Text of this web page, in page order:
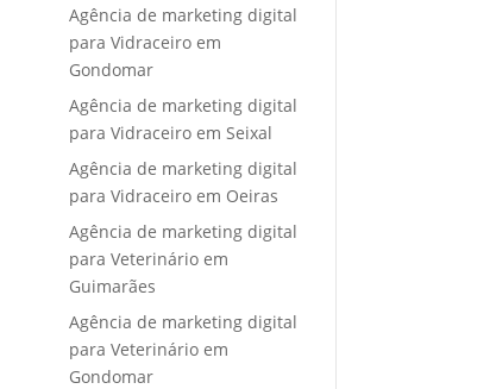
Agência de marketing digital
para Vidraceiro em
Gondomar
Agência de marketing digital
para Vidraceiro em Seixal
Agência de marketing digital
para Vidraceiro em Oeiras
Agência de marketing digital
para Veterinário em
Guimarães
Agência de marketing digital
para Veterinário em
Gondomar